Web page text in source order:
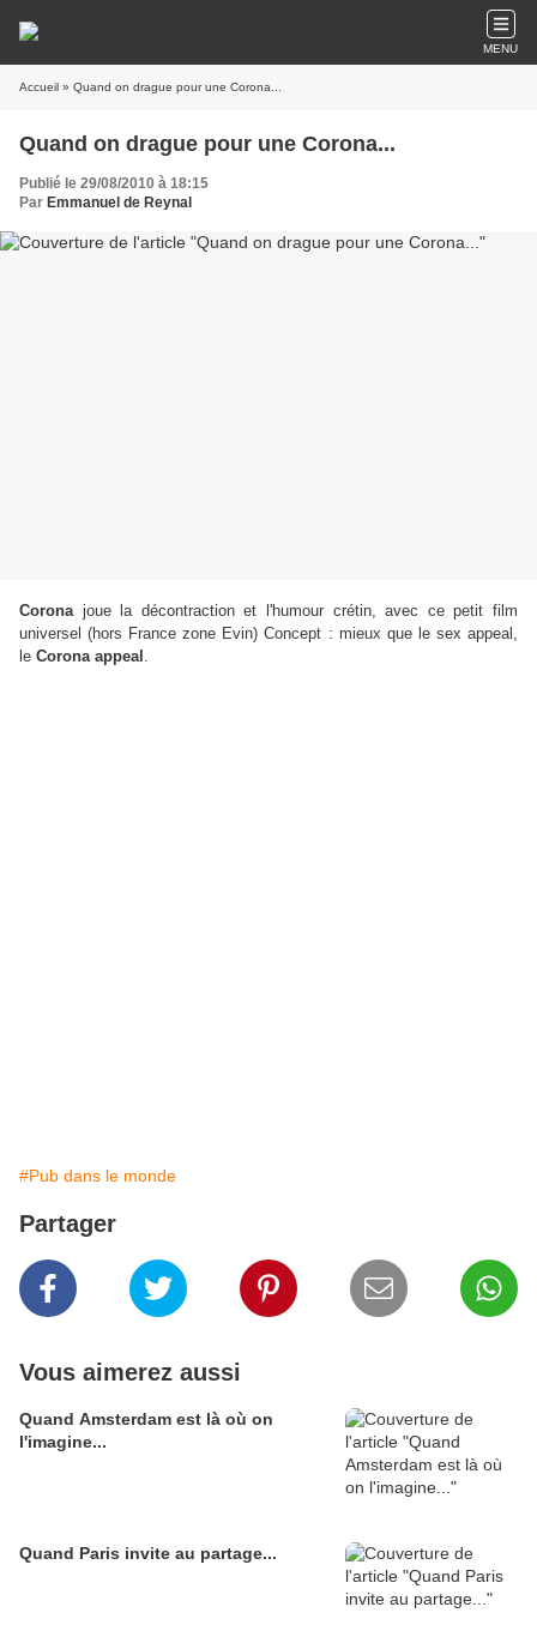
MENU
Accueil » Quand on drague pour une Corona...
Quand on drague pour une Corona...
Publié le 29/08/2010 à 18:15
Par Emmanuel de Reynal
Coronajoue la décontraction et l'humour crétin, avec ce petit film
universel (hors France zone Evin) Concept : mieux que le sex appeal,
le Corona appeal .
#Pub dans le monde
Partager
Vous aimerez aussi
Quand Amsterdam est là où on
l'imagine...
Quand Paris invite au partage...